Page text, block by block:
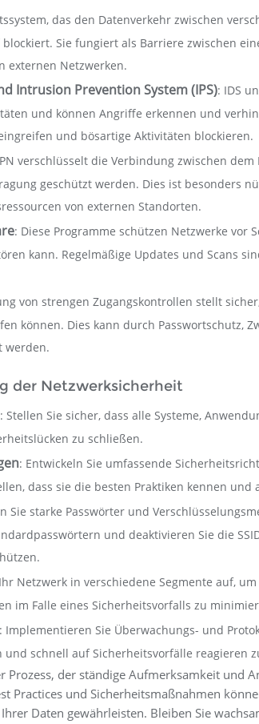
das den Datenverkehr zwischen
Sie fungiert als Barriere zwischen
externen Netzwerken.
Intrusion Prevention System (IPS): IDS
und können Angriffe erkennen und
und bösartige Aktivitäten blockieren.
verschlüsselt die Verbindung zwischen
geschützt werden. Dies ist besonders
von externen Standorten.
: Diese Programme schützen Netzwerke vor
kann. Regelmäßige Updates und Scans
von strengen Zugangskontrollen stellt
können. Dies kann durch Passwortschutz,
werden.
der Netzwerksicherheit
: Stellen Sie sicher, dass alle Systeme,
zu schließen.
: Entwickeln Sie umfassende
dass sie die besten Praktiken kennen und
Sie starke Passwörter und
und deaktivieren Sie die
Netzwerk in verschiedene Segmente auf,
im Falle eines Sicherheitsvorfalls zu
: Implementieren Sie Überwachungs- und
schnell auf Sicherheitsvorfälle reagieren
der ständige Aufmerksamkeit und
Practices und Sicherheitsmaßnahmen
Daten gewährleisten. Bleiben Sie